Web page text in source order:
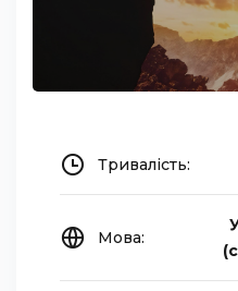
Тривалість:
Мова: